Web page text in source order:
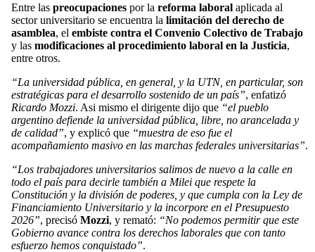
Entre las preocupaciones por la reforma laboral aplicada al
sector universitario se encuentra la limitación del derecho de
asamblea, el embiste contra el Convenio Colectivo de Trabajo
y las modificaciones al procedimiento laboral en la Justicia,
entre otros.
“La universidad pública, en general, y la UTN, en particular, son
estratégicas para el desarrollo sostenido de un país”, enfatizó
Ricardo Mozzi. Asi mismo el dirigente dijo que “el pueblo
argentino defiende la universidad pública, libre, no arancelada y
de calidad”, y explicó que “muestra de eso fue el
acompañamiento masivo en las marchas federales universitarias”.
“Los trabajadores universitarios salimos de nuevo a la calle en
todo el país para decirle también a Milei que respete la
Constitución y la división de poderes, y que cumpla con la Ley de
Financiamiento Universitario y la incorpore en el Presupuesto
2026”, precisó Mozzi, y remató: “No podemos permitir que este
Gobierno avance contra los derechos laborales que con tanto
esfuerzo hemos conquistado”.